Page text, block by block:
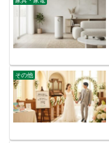
その他